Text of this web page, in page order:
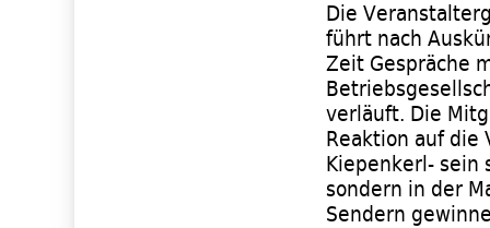
Die
führt nach
Zeit Gespräche
verläuft. Die
Reaktion auf die
Kiepenkerl- sein
sondern in der
Sendern